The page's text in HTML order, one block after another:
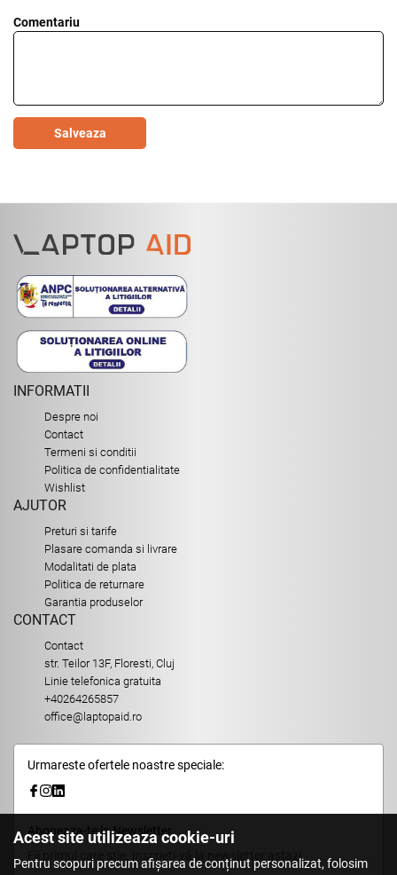
Comentariu
Salveaza
INFORMATII
Despre noi
Contact
Termeni si conditii
Politica de confidentialitate
Wishlist
AJUTOR
Preturi si tarife
Plasare comanda si livrare
Modalitati de plata
Politica de returnare
Garantia produselor
CONTACT
Contact
str. Teilor 13F, Floresti, Cluj
Linie telefonica gratuita
+40264265857
office@laptopaid.ro
Urmareste ofertele noastre speciale:
Aboneaza-te la Newsletter
Fii primul care stie. Inscrieti-vă la newsletter astazi.
Acest site utilizeaza cookie-uri
Pentru scopuri precum afișarea de conținut personalizat, folosim